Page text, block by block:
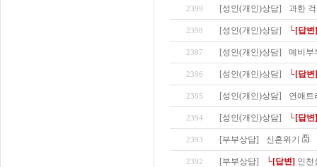
2399 [성인(개인)상담] 과한
2398 [성인(개인)상담] └[답변]
2397 [성인(개인)상담] 예비부
2396 [성인(개인)상담] └[답변]
2395 [성인(개인)상담] 연애트
2394 [성인(개인)상담] └[답변]
2393 [부부상담] 신혼위기
2392 [부부상담] └[답변] 인천